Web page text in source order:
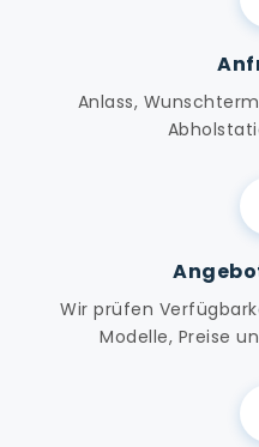
Anlass,
Wir prüfen
Modelle, Preise